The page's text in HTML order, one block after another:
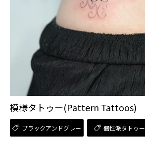
模様タトゥー(Pattern Tattoos)
ブラックアンドグレー 個性派タトゥー